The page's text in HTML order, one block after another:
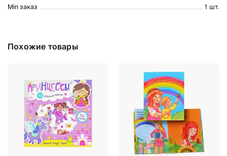
Min заказ
1 шт.
Похожие товары